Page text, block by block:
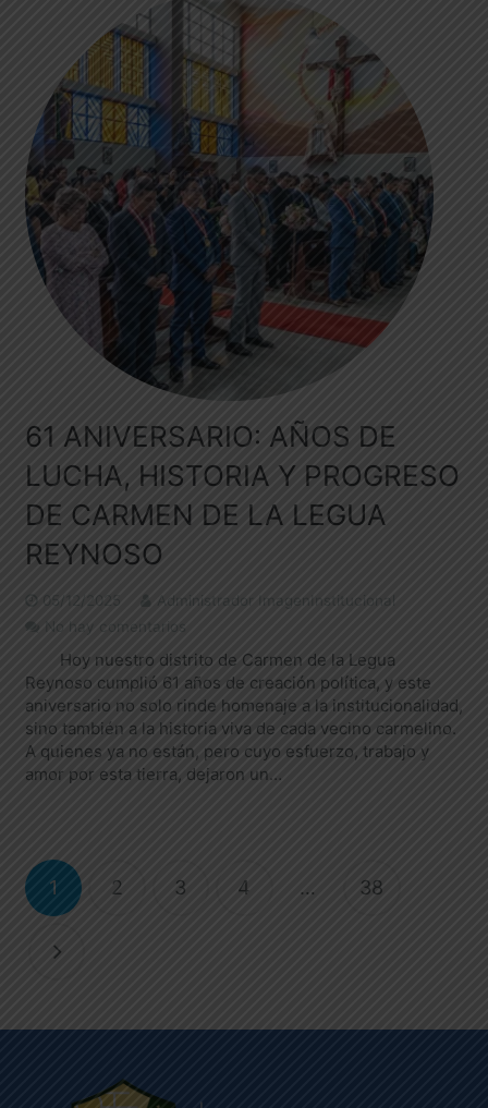
61 ANIVERSARIO: AÑOS DE
LUCHA, HISTORIA Y PROGRESO
DE CARMEN DE LA LEGUA
REYNOSO
05/12/2025
Administrador ImagenInstitucional
No hay comentarios
Hoy nuestro distrito de Carmen de la Legua
Reynoso cumplió 61 años de creación política, y este
aniversario no solo rinde homenaje a la institucionalidad,
sino también a la historia viva de cada vecino carmelino.
A quienes ya no están, pero cuyo esfuerzo, trabajo y
amor por esta tierra, dejaron un…
1 2 3 4 … 38